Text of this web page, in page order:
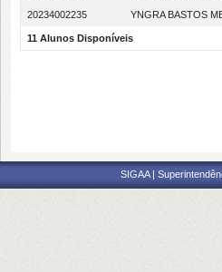
20234002235 YNGRA BASTOS
11 Alunos Disponíveis
SIGAA |